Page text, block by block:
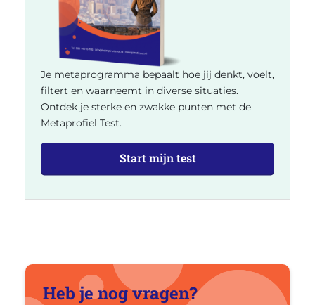
Je metaprogramma bepaalt hoe jij denkt, voelt,
filtert en waarneemt in diverse situaties.
Ontdek je sterke en zwakke punten met de
Metaprofiel Test.
Start mijn test
Heb je nog vragen?